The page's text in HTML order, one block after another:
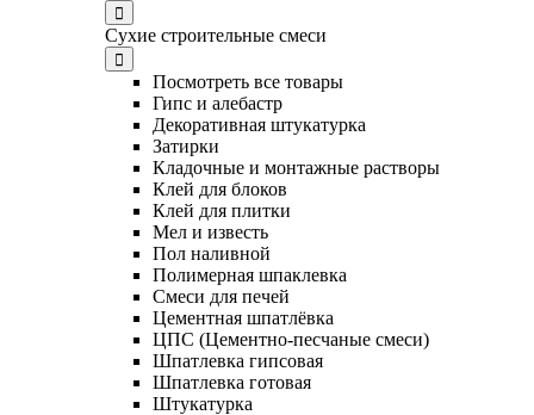
Сухие строительные смеси
Посмотреть все товары
Гипс и алебастр
Декоративная штукатурка
Затирки
Кладочные и монтажные растворы
Клей для блоков
Клей для плитки
Мел и известь
Пол наливной
Полимерная шпаклевка
Смеси для печей
Цементная шпатлёвка
ЦПС (Цементно-песчаные смеси)
Шпатлевка гипсовая
Шпатлевка готовая
Штукатурка